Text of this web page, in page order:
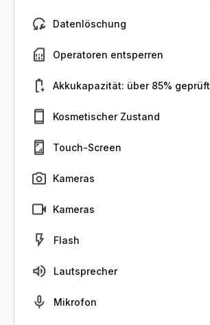
Datenlöschung
Operatoren entsperren
Akkukapazität: über 85% geprüft
Kosmetischer Zustand
Touch-Screen
Kameras
Kameras
Flash
Lautsprecher
Mikrofon